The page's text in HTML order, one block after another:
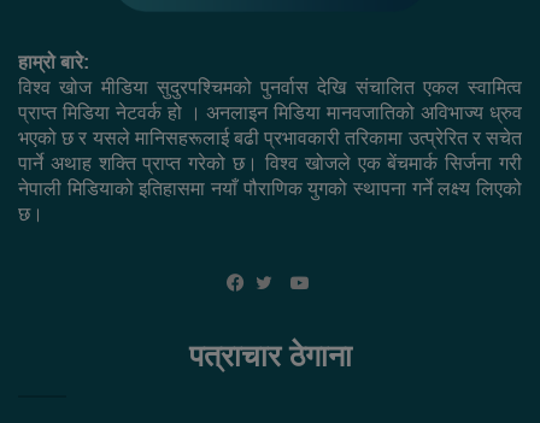
हाम्रो बारे:
विश्व खोज मीडिया सुदुरपश्चिमको पुनर्वास देखि संचालित एकल स्वामित्व
प्राप्त मिडिया नेटवर्क हो । अनलाइन मिडिया मानवजातिको अविभाज्य ध्रुव
भएको छ र यसले मानिसहरूलाई बढी प्रभावकारी तरिकामा उत्प्रेरित र सचेत
पार्ने अथाह शक्ति प्राप्त गरेको छ। विश्व खोजले एक बेंचमार्क सिर्जना गरी
नेपाली मिडियाको इतिहासमा नयाँ पौराणिक युगको स्थापना गर्ने लक्ष्य लिएको
छ।
YouTube
पत्राचार ठेगाना